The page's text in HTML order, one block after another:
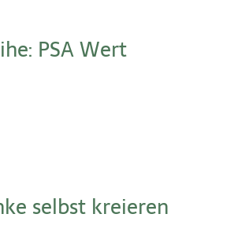
PSA Wert
selbst kreieren